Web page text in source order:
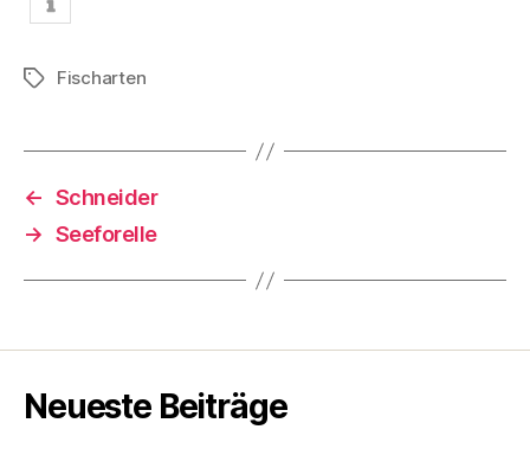
Schlagwörter
Fischarten
← Schneider
→ Seeforelle
Neueste Beiträge